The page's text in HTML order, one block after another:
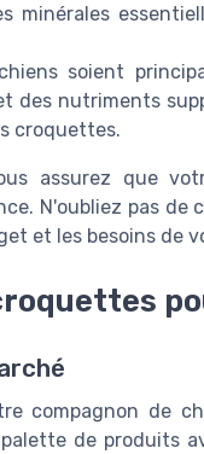
minérales
soient
des nutriments
croquettes.
assurez que
N'oubliez pas de
et les besoins de
compagnon de
de produits